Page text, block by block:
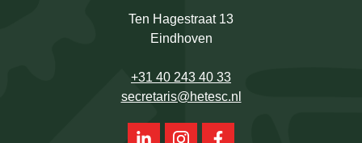
Ten Hagestraat 13
Eindhoven
+31 40 243 40 33
secretaris@hetesc.nl